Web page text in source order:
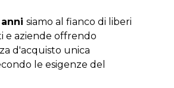
siamo al fianco di liberi
e aziende offrendo
d'acquisto unica
le esigenze del